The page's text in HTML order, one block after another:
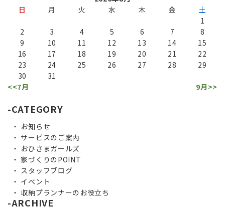
日
月 火 水 木 金
土
1
2
3 4 5 6 7
8
9
10 11 12 13 14
15
16
17 18 19 20 21
22
23
24 25 26 27 28
29
30
31
<<7月
9月>>
CATEGORY
お知らせ
サービスのご案内
おひさまガールズ
家づくりのPOINT
スタッフブログ
イベント
収納プランナーのお役立ち
ARCHIVE